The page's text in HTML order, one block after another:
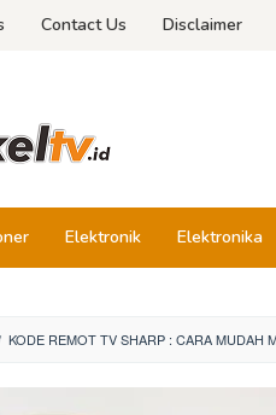
Contact Us Disclaimer
Elektronik Elektronika
KODE REMOT TV SHARP : CARA MUDAH